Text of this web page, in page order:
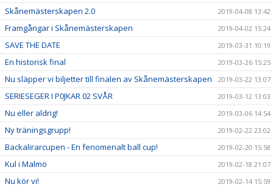
Skånemästerskapen 2.0 2019-04-08 13:42
Framgångar i Skånemästerskapen 2019-04-02 15:24
SAVE THE DATE 2019-03-31 10:19
En historisk final 2019-03-26 15:25
Nu släpper vi biljetter till finalen av Skånemästerskapen 2019-03-22 13:07
SERIESEGER I P0JKAR 02 SVÅR 2019-03-12 13:03
Nu eller aldrig! 2019-03-06 14:54
Ny träningsgrupp! 2019-02-22 23:02
Backalirarcupen - En fenomenalt ball cup! 2019-02-20 15:58
Kul i Malmö 2019-02-18 21:07
Nu kör vi!
2019-02-14 15:59